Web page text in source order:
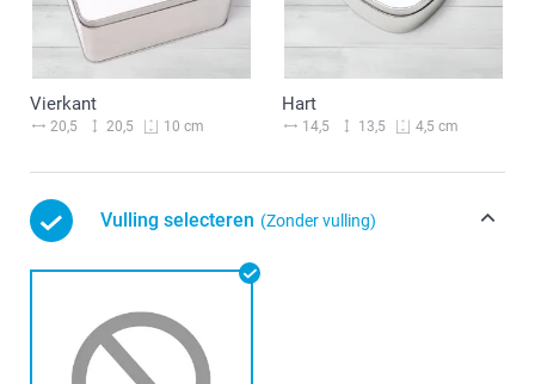
Vierkant
20,5 20,5 10 cm
Hart
14,5 13,5 4,5 cm
Vulling selecteren (Zonder vulling)